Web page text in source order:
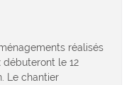
réalisés
le 12
Le chantier